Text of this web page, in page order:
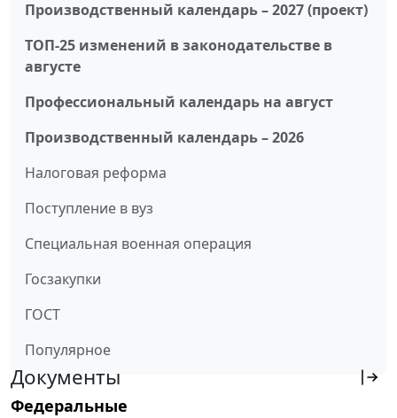
Производственный календарь – 2027 (проект)
ТОП-25 изменений в законодательстве в
августе
Профессиональный календарь на август
Производственный календарь – 2026
Налоговая реформа
Поступление в вуз
Специальная военная операция
Госзакупки
ГОСТ
Популярное
Документы
Федеральные